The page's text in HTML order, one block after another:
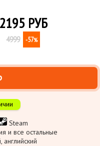
2195РУБ
4999 -57%
Steam
и все остальные
английский